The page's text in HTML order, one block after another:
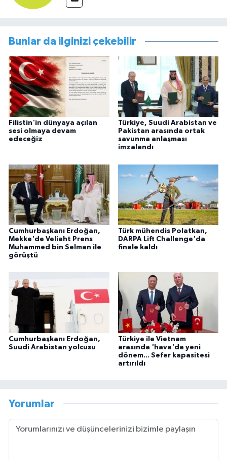
Bunlar da ilginizi çekebilir
Filistin'in dünyaya açılan
sesi olmaya devam
edeceğiz
Türkiye, Suudi Arabistan ve
Pakistan arasında ortak
savunma anlaşması
imzalandı
Cumhurbaşkanı Erdoğan,
Mekke'de Veliaht Prens
Muhammed bin Selman ile
görüştü
Türk mühendis Polatkan,
DARPA Lift Challenge'da
finale kaldı
Cumhurbaşkanı Erdoğan,
Suudi Arabistan yolcusu
Türkiye ile Vietnam
arasında 'hava'da yeni
dönem... Sefer kapasitesi
artırıldı
Yorumlar